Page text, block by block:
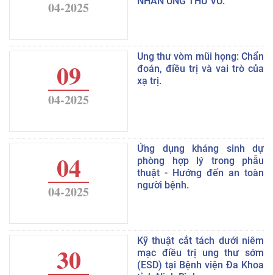
04-2025
09
04-2025
Ung thư vòm mũi họng: Chẩn
đoán, điều trị và vai trò của
xạ trị.
04
04-2025
Ứng dụng kháng sinh dự
phòng hợp lý trong phẫu
thuật - Hướng đến an toàn
người bệnh.
30
Kỹ thuật cắt tách dưới niêm
mạc điều trị ung thư sớm
(ESD) tại Bệnh viện Đa Khoa